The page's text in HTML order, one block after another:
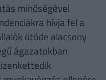
minőségével
hívja fel a
ötöde alacsony
ágazatokban